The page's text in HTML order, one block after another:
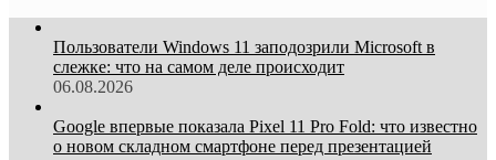
Пользователи Windows 11 заподозрили Microsoft в
слежке: что на самом деле происходит
06.08.2026
Google впервые показала Pixel 11 Pro Fold: что известно
о новом складном смартфоне перед презентацией